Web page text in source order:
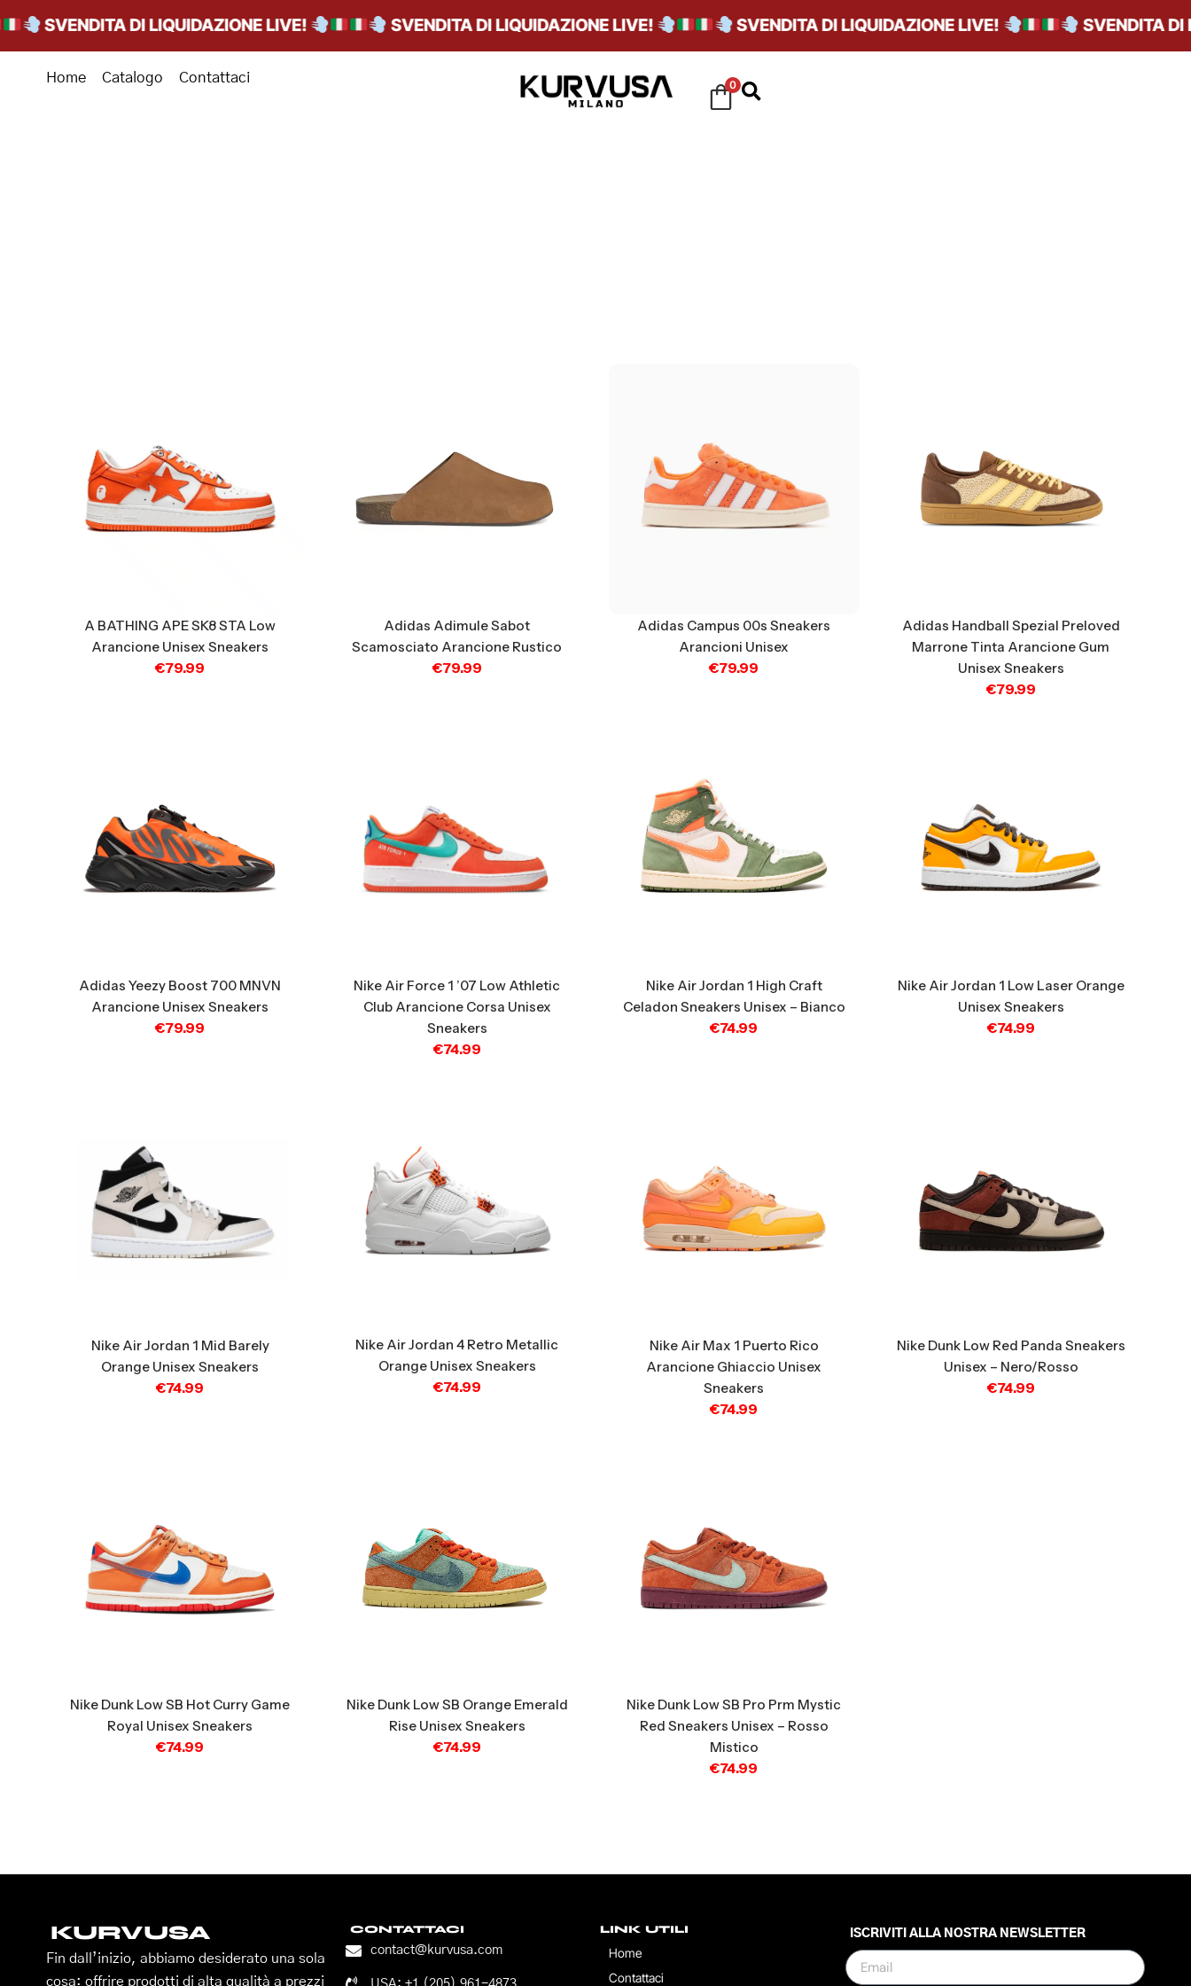
SVENDITA DI LIQUIDAZIONE LIVE! SVENDITA DI LIQUIDAZIONE LIVE! SVENDITA DI LIQUIDAZIONE LIVE! SVENDITA DI
Home Catalogo Contattaci 0
A BATHING APE SK8 STA Low
Arancione Unisex Sneakers
€79.99
Adidas Adimule Sabot
Scamosciato Arancione Rustico
€79.99
Adidas Campus 00s Sneakers
Arancioni Unisex
€79.99
Adidas Handball Spezial Preloved
Marrone Tinta Arancione Gum
Unisex Sneakers
€79.99
Adidas Yeezy Boost 700 MNVN
Arancione Unisex Sneakers
€79.99
Nike Air Force 1 ’07 Low Athletic
Club Arancione Corsa Unisex
Sneakers
€74.99
Nike Air Jordan 1 High Craft
Celadon Sneakers Unisex – Bianco
€74.99
Nike Air Jordan 1 Low Laser Orange
Unisex Sneakers
€74.99
Nike Air Jordan 1 Mid Barely
Orange Unisex Sneakers
€74.99
Nike Air Jordan 4 Retro Metallic
Orange Unisex Sneakers
€74.99
Nike Air Max 1 Puerto Rico
Arancione Ghiaccio Unisex
Sneakers
€74.99
Nike Dunk Low Red Panda Sneakers
Unisex – Nero/Rosso
€74.99
Nike Dunk Low SB Hot Curry Game
Royal Unisex Sneakers
€74.99
Nike Dunk Low SB Orange Emerald
Rise Unisex Sneakers
€74.99
Nike Dunk Low SB Pro Prm Mystic
Red Sneakers Unisex – Rosso
Mistico
€74.99
KURVUSA
Fin dall’inizio, abbiamo desiderato una sola
cosa: offrire prodotti di alta qualità a prezzi
CONTATTACI
contact@kurvusa.com
LINK UTILI
Home
Contattaci
ISCRIVITI ALLA NOSTRA NEWSLETTER